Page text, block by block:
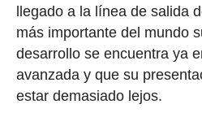
llegado a la línea de salida
más importante del mundo
desarrollo se encuentra ya
avanzada y que su
estar demasiado lejos.